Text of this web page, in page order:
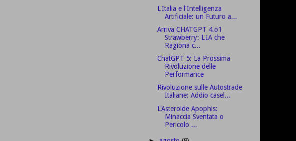
L'Italia e l'Intelligenza
Artificiale: un Futuro a...
Arriva CHATGPT 4.o1
Strawberry: L'IA che
Ragiona c...
ChatGPT 5: La Prossima
Rivoluzione delle
Performance
Rivoluzione sulle Autostrade
Italiane: Addio casel...
L'Asteroide Apophis:
Minaccia Sventata o
Pericolo ...